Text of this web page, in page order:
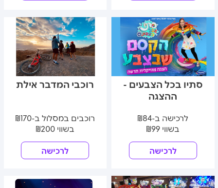
רוכבי המדבר אילת
רוכבים במסלול ב-₪170
בשווי ₪200
לרכישה
סתיו בכל הצבעים -
ההצגה
לרכישה ב-₪84
בשווי ₪99
לרכישה